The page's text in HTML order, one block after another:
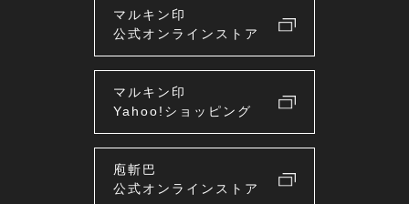
マルキン印
公式オンラインストア
マルキン印
Yahoo!ショッピング
庖斬巴
公式オンラインストア